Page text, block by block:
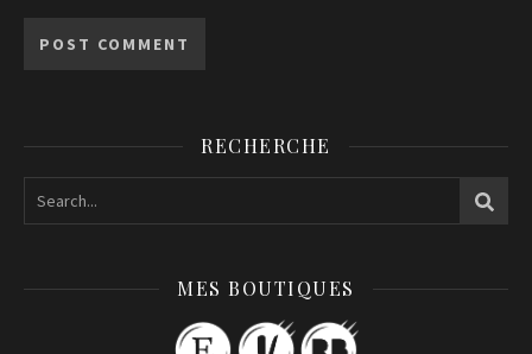
RECHERCHE
MES BOUTIQUES